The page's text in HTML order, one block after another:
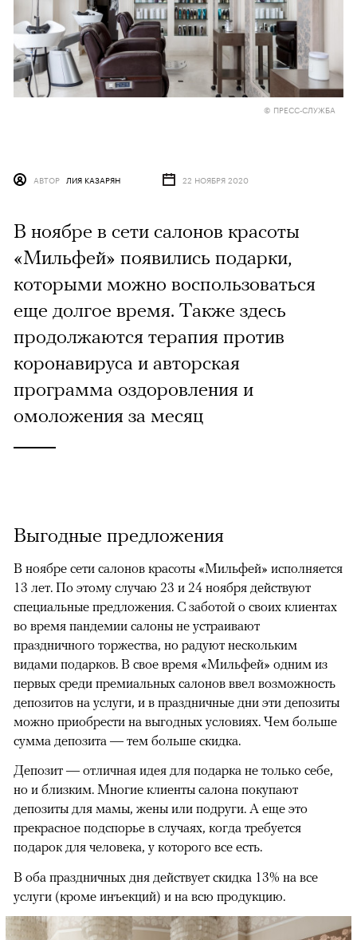
© ПРЕСС-СЛУЖБА
АВТОР ЛИЯ КАЗАРЯН 22 НОЯБРЯ 2020
В ноябре в сети салонов красоты
«Мильфей» появились подарки,
которыми можно воспользоваться
еще долгое время. Также здесь
продолжаются терапия против
коронавируса и авторская
программа оздоровления и
омоложения за месяц
Выгодные предложения
В ноябре сети салонов красоты «Мильфей» исполняется
13 лет. По этому случаю 23 и 24 ноября действуют
специальные предложения. С заботой о своих клиентах
во время пандемии салоны не устраивают
праздничного торжества, но радуют нескольким
видами подарков. В свое время «Мильфей» одним из
первых среди премиальных салонов ввел возможность
депозитов на услуги, и в праздничные дни эти депозиты
можно приобрести на выгодных условиях. Чем больше
сумма депозита — тем больше скидка.
Депозит — отличная идея для подарка не только себе,
но и близким. Многие клиенты салона покупают
депозиты для мамы, жены или подруги. А еще это
прекрасное подспорье в случаях, когда требуется
подарок для человека, у которого все есть.
В оба праздничных дня действует скидка 13% на все
услуги (кроме инъекций) и на всю продукцию.